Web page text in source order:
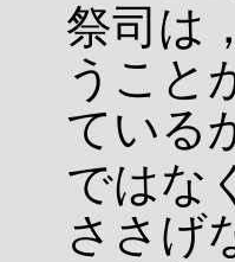
祭司は
うこと
ている
ではな
ささげ